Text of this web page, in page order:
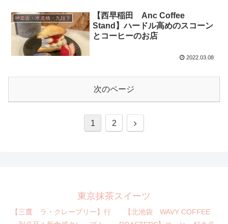
神楽坂・水道橋・九段下
【西早稲田 Anc Coffee
Stand】ハードル高めのスコーン
とコーヒーのお店
2022.03.08
次のページ
1 2
東京抹茶スイーツ
【三鷹 ラ・クレープリー】行
【北池袋 WAVY COFFEE